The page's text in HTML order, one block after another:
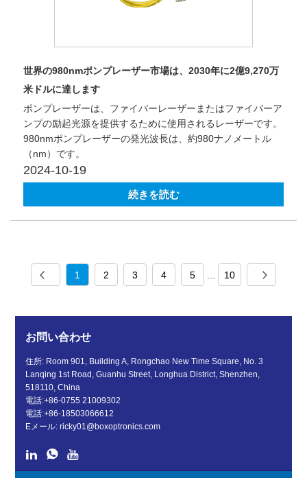
世界の980nmポンプレーザー市場は、2030年に2億9,270万
米ドルに達します
ポンプレーザーは、ファイバーレーザーまたはファイバーア
ンプの励起光源を提供するために使用されるレーザーです。
980nmポンプレーザーの発光波長は、約980ナノメートル
（nm）です。
2024-10-19
続きを読む
1 2 3 4 5 10
お問い合わせ
住所: Room 901, Building A, Rongchao New Time Square, No. 3
Lanqing 1st Road, Guanhu Street, Longhua District, Shenzhen,
518110, China
電話:+86-0755 21009302
電話:+86-18503066612
Eメール:ricky01@boxoptronics.com